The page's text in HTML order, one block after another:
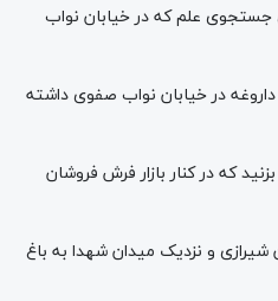
جستجوی علم که در خیابان نواب
در خیابان نواب صفوی داشته
که در کنار بازار فرش فروشان
شیرازی و نزدیک میدان شهدا به باغ